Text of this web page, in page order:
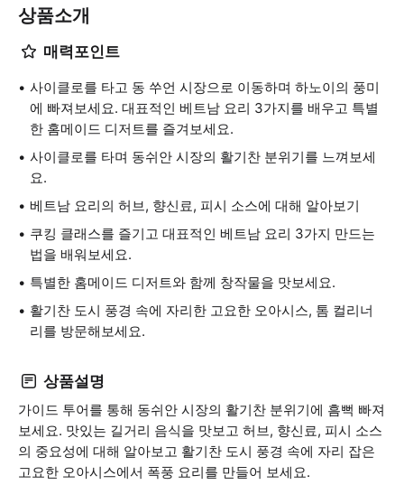
상품소개
매력포인트
사이클로를 타고 동 쑤언 시장으로 이동하며 하노이의 풍미
에 빠져보세요. 대표적인 베트남 요리 3가지를 배우고 특별
한 홈메이드 디저트를 즐겨보세요.
사이클로를 타며 동쉬안 시장의 활기찬 분위기를 느껴보세
요.
베트남 요리의 허브, 향신료, 피시 소스에 대해 알아보기
쿠킹 클래스를 즐기고 대표적인 베트남 요리 3가지 만드는
법을 배워보세요.
특별한 홈메이드 디저트와 함께 창작물을 맛보세요.
활기찬 도시 풍경 속에 자리한 고요한 오아시스, 톰 컬리너
리를 방문해보세요.
상품설명
가이드 투어를 통해 동쉬안 시장의 활기찬 분위기에 흠뻑 빠져
보세요. 맛있는 길거리 음식을 맛보고 허브, 향신료, 피시 소스
의 중요성에 대해 알아보고 활기찬 도시 풍경 속에 자리 잡은
고요한 오아시스에서 폭풍 요리를 만들어 보세요.